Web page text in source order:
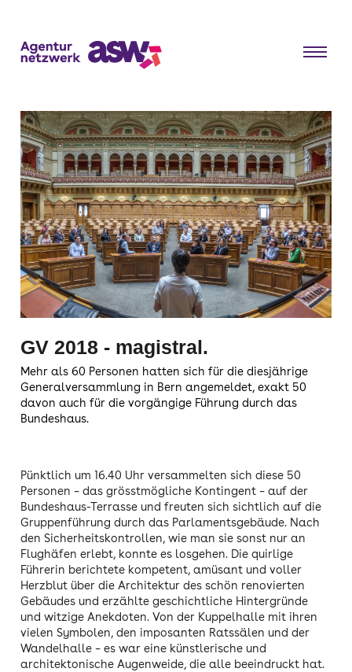
GV 2018 - magistral.
Mehr als 60 Personen hatten sich für die diesjährige
Generalversammlung in Bern angemeldet, exakt 50
davon auch für die vorgängige Führung durch das
Bundeshaus.
Pünktlich um 16.40 Uhr versammelten sich diese 50
Personen – das grösstmögliche Kontingent – auf der
Bundeshaus-Terrasse und freuten sich sichtlich auf die
Gruppenführung durch das Parlamentsgebäude. Nach
den Sicherheitskontrollen, wie man sie sonst nur an
Flughäfen erlebt, konnte es losgehen. Die quirlige
Führerin berichtete kompetent, amüsant und voller
Herzblut über die Architektur des schön renovierten
Gebäudes und erzählte geschichtliche Hintergründe
und witzige Anekdoten. Von der Kuppelhalle mit ihren
vielen Symbolen, den imposanten Ratssälen und der
Wandelhalle – es war eine künstlerische und
architektonische Augenweide, die alle beeindruckt hat.